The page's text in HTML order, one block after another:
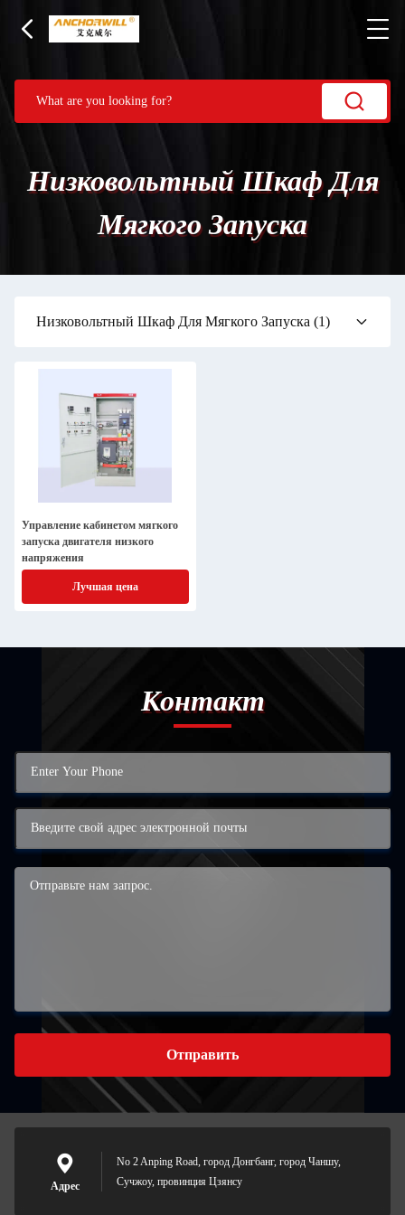
Низковольтный Шкаф Для
Мягкого Запуска
Низковольтный Шкаф Для Мягкого Запуска (1)
Управление кабинетом мягкого
запуска двигателя низкого
напряжения
Лучшая цена
Контакт
Отправить
Адрес
No 2 Anping Road, город Донгбанг, город Чаншу,
Сучжоу, провинция Цзянсу